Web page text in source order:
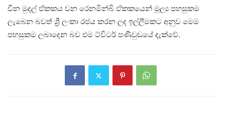
චීන මුදල් ඒකකය වන රෙනමින්බි ඒකකයෙන් මූල්‍ය පහසුකම
ලැබෙන බවත් ශ්‍රී ලංකා රජය කරන ලද ඉල්ලීමකට අනුව මෙම
පහසුකම ලබාදෙන බව එම ට්විටර් පණිවුඩයේ දැක්වේ.